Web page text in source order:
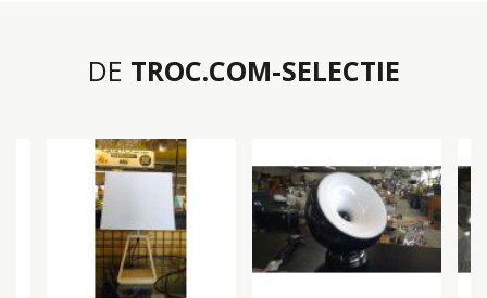
DE TROC.COM-SELECTIE